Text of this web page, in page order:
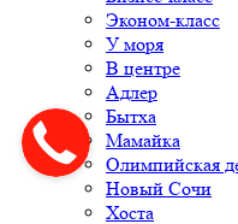
Эконом-класс
У моря
В центре
Адлер
Бытха
Мамайка
Олимпийская
Новый Сочи
Хоста